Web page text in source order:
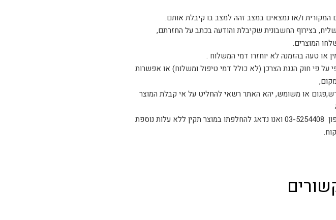
בצירוף החשבונית שקיבלת והודעה בכתב על החזרתם,
המוצרים.
או טעה בהזמנה לא יוחזרו דמי המשלוח .
על פי חוק הגנת הצרכן (לא כולל דמי טיפול ומשלוח) או אפשרות
או משומש, יהא האתר רשאי להחליט על אי קבלת המוצר
במקרה בו המוצר אותו קיבלת לא היה תקין בעת קבלתו, אנא צלצל לטלפון 03-5254408 ואנו נדאג להחלפתו במוצר תקין ללא עלות נוספת